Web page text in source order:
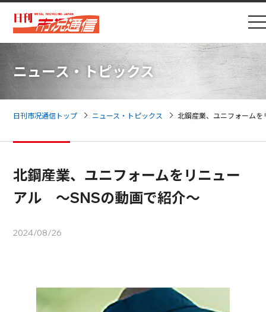
ニュース・トピックス
日刊市况通信トップ ニュース・トピックス 北鋼産業、ユニフォーム
北鋼産業、ユニフォームをリニュー
アル ～SNSの動画で紹介～
2024/08/26